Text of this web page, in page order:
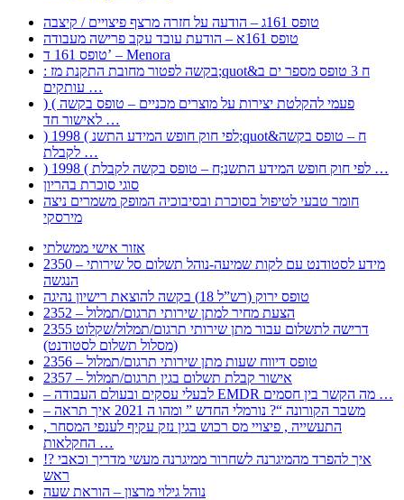
טופס 161ג – הודעה על חזרה מרצף פיצויים / קיצבה
טופס 161א – הודעת עובד עקב פרישה מעבודה
טופס 161 ד’ – Menora
: בקשה לפטור מחובת התקנת מז;quot&ח 3 טופס מספר ים ב
עותקים …
) ( פעמי להקלטת יצירות על מוצרים מכניים – טופס בקשה
לאישור חד …
) 1998 ( לפי חוק חופש המידע התשנ;quot&ח – טופס בקשה
לקבלת …
) 1998 ( לפי חוק חופש המידע התשנ;ח – טופס בקשה לקבלת …
סוגי סוכרת בהריון
חומר טבעי לטיפול בסוכרת ובסיבוכיה המופק משמרים ניצה
מירסקי
אזור אישי ממשלתי
2350 – מידע לסטודנט עם לקות שמיעה-נוהל תשלום סל שירותי
הנגשה
טופס ירוק (רש”ל 18) בקשה להוצאת רישיון נהיגה
2352 – הצעת מחיר למתן שירותי תרגום/תמלול
2355 דרישה לתשלום עבור מתן שירותי תרגום/תמלול/שקלוט
(מסלול תשלום לסטודנט)
2356 – טופס דיווח שעות מתן שירותי תרגום/תמלול
2357 – אישור קבלת תשלום בגין תרגום/תמלול
– לבעלי עסקים ובעולם העבודה EMDR מה הקשר בין חסמים …
– משבר הקורונה “? נורמלי החדש ” ומהו ה 2021 איך תראה
, התעשייה , פיצויי מס רכוש בגין נזק עקיף לענפי המסחר
החקלאות …
!? איך להפרד מהמיגרנה לשחרור ממיגרנה מעשי מדריך וכאבי
ראש
נוהל גילוי מרצון – הוראת שעה